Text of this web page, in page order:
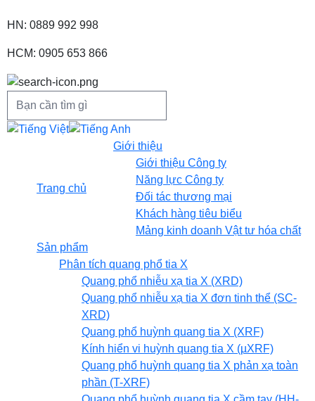
HN: 0889 992 998
HCM: 0905 653 866
Trang chủ
Giới thiệu
Giới thiệu Công ty
Năng lực Công ty
Đối tác thương mại
Khách hàng tiêu biểu
Mảng kinh doanh Vật tư hóa chất
Sản phẩm
Phân tích quang phổ tia X
Quang phổ nhiễu xạ tia X (XRD)
Quang phổ nhiễu xạ tia X đơn tinh thể (SC-
XRD)
Quang phổ huỳnh quang tia X (XRF)
Kính hiển vi huỳnh quang tia X (µXRF)
Quang phổ huỳnh quang tia X phản xạ toàn
phần (T-XRF)